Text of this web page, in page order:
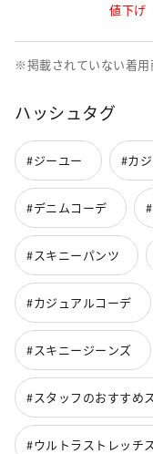
値下げ
※掲載されていない着用
ハッシュタグ
#ジーユー #カ
#デニムコーデ
#スキニーパンツ
#カジュアルコーデ
#スキニージーンズ
#スタッフのおすすめ
#ウルトラストレッチ